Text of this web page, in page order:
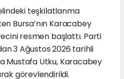
teşkilatlanma
Bursa’nın Karacabey
resmen başlattı. Parti
3 Ağustos 2026 tarihli
Mustafa Utku, Karacabey
görevlendirildi.